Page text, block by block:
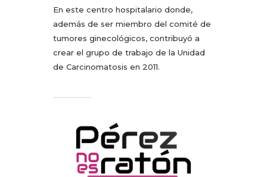
En este centro hospitalario donde,
además de ser miembro del comité de
tumores ginecológicos, contribuyó a
crear el grupo de trabajo de la Unidad
de Carcinomatosis en 2011.